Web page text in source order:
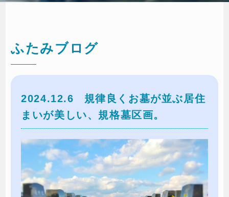
ふたみブログ
2024.12.6
規律良くお墓が並ぶ居住
まいが美しい、規格墓区画。